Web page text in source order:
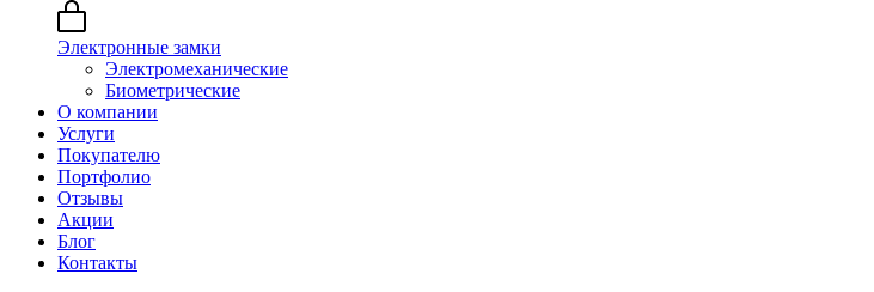
Электронные замки
Электромеханические
Биометрические
О компании
Услуги
Покупателю
Портфолио
Отзывы
Акции
Блог
Контакты